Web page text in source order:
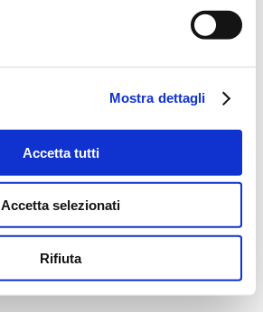
Mostra dettagli
Accetta tutti
Accetta selezionati
Rifiuta